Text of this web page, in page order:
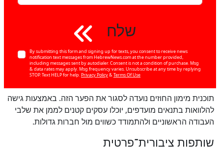
שלח
By submitting this form and signing up for texts, you consent to receive news
notification text messages from HebrewNews.com at the number provided,
including messages sent by autodialer. Consent is not a condition of purchase. Msg
& data rates may apply. Msg frequency varies. Unsubscribe at any time by replying
STOP. Text HELP for help.Privacy Policy&Terms Of Use
תוכנית מימון החוזים נועדה לסגור את הפער הזה. באמצעות גישה
להלוואות בתנאים מועדפים, יוכלו עסקים קטנים לממן את שלבי
העבודה הראשוניים ולהתמודד כשווים מול חברות גדולות.
שותפות ציבורית־פרטית